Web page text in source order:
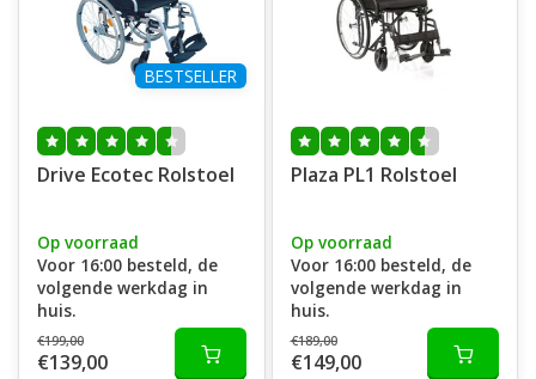
BESTSELLER
Drive Ecotec Rolstoel
Op voorraad
Voor 16:00 besteld, de
volgende werkdag in
huis.
€199,00
€139,00
Plaza PL1 Rolstoel
Op voorraad
Voor 16:00 besteld, de
volgende werkdag in
huis.
€189,00
€149,00